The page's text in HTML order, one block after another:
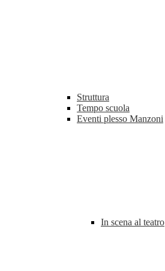
Struttura
Tempo scuola
Eventi plesso Manzoni
In scena al teatro